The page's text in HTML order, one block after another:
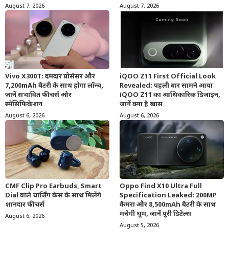
August 7, 2026 August 7, 2026
Vivo X300T: दमदार प्रोसेसर और
7,200mAh बैटरी के साथ होगा लॉन्च,
जानें संभावित फीचर्स और
स्पेसिफिकेशन
August 6, 2026
iQOO Z11 First Official Look
Revealed: पहली बार सामने आया
iQOO Z11 का आधिकारिक डिजाइन,
जानें क्या है खास
August 6, 2026
CMF Clip Pro Earbuds, Smart
Dial वाले चार्जिंग केस के साथ मिलेंगे
शानदार फीचर्स
August 6, 2026
Oppo Find X10 Ultra Full
Specification Leaked: 200MP
कैमरा और 8,500mAh बैटरी के साथ
मचेगी धूम, जानें पूरी डिटेल्स
August 5, 2026